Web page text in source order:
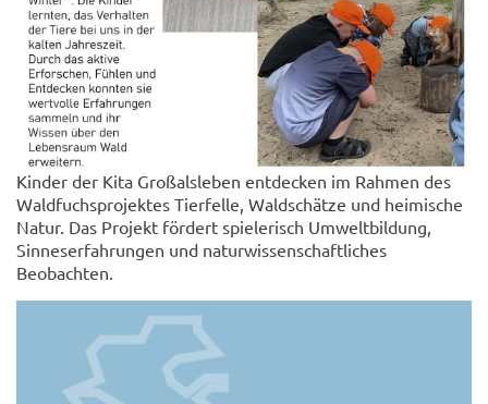
Kinder der Kita Großalsleben entdecken im Rahmen des
Waldfuchsprojektes Tierfelle, Waldschätze und heimische
Natur. Das Projekt fördert spielerisch Umweltbildung,
Sinneserfahrungen und naturwissenschaftliches
Beobachten.